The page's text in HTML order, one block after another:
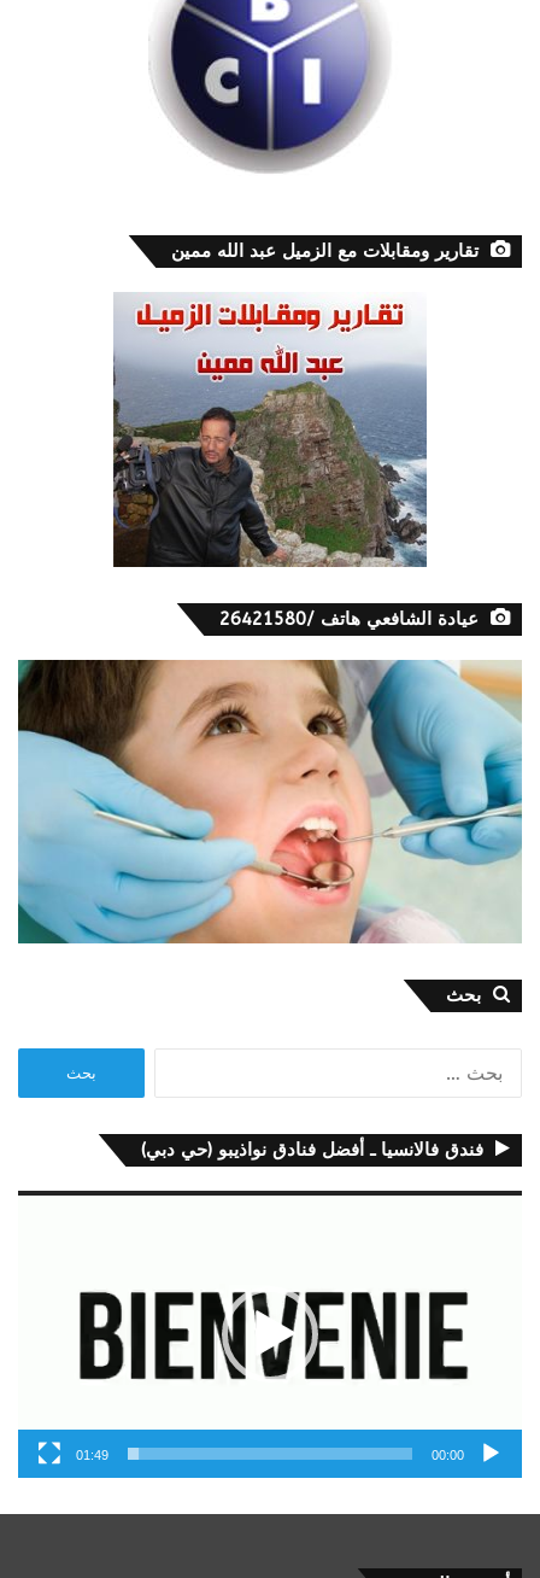
تقارير ومقابلات مع الزميل عبد الله ممين
عيادة الشافعي هاتف /26421580
بحث
فندق فالانسيا ـ أفضل فنادق نواذيبو (حي دبي)
00:00
01:49